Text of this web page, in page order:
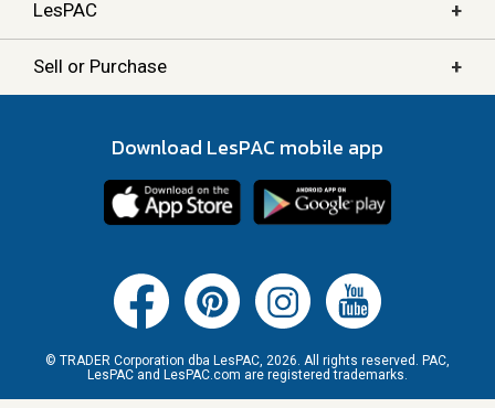
LesPAC +
Sell or Purchase +
Download LesPAC mobile app
© TRADER Corporation dba LesPAC, 2026. All rights reserved. PAC,
LesPAC and LesPAC.com are registered trademarks.